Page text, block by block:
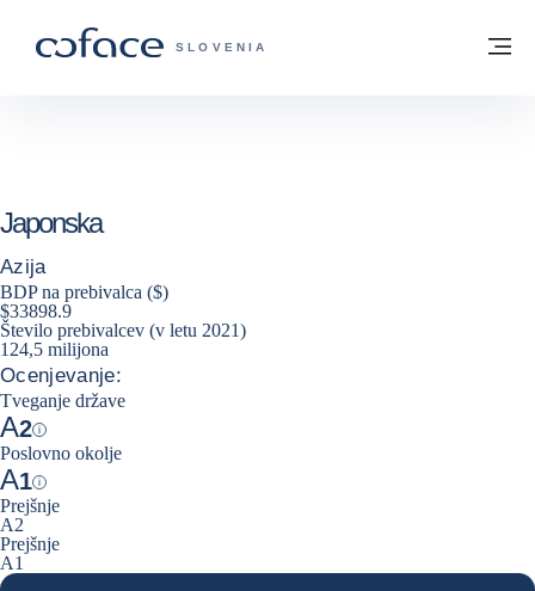
COFACE - ZAČETNA STRAN
SLOVENIA
Domov
Japonska
Azija
BDP na prebivalca ($)
$33898.9
Število prebivalcev (v letu 2021)
124,5 milijona
Ocenjevanje:
Tveganje države
A2
Help
Poslovno okolje
A1
Help
Prejšnje
A2
Prejšnje
A1